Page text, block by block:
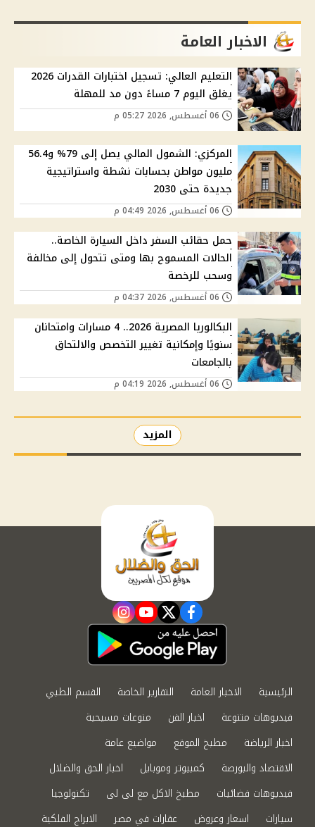
الاخبار العامة
التعليم العالي: تسجيل اختبارات القدرات 2026
يغلق اليوم 7 مساءً دون مد للمهلة
المركزي: الشمول المالي يصل إلى 79% و56.4
مليون مواطن بحسابات نشطة واستراتيجية
جديدة حتى 2030
حمل حقائب السفر داخل السيارة الخاصة..
الحالات المسموح بها ومتى تتحول إلى مخالفة
وسحب للرخصة
البكالوريا المصرية 2026.. 4 مسارات وامتحانان
سنويًا وإمكانية تغيير التخصص والالتحاق
بالجامعات
المزيد
facebook
twitter
youtube
instagram
الرئيسية الاخبار العامة التقارير الخاصة
القسم الطبي
فيديوهات متنوعة
اخبار الفن
منوعات مسيحية
اخبار الرياضة
مطبخ الموقع
مواضيع عامة
الاقتصاد والبورصة
كمبيوتر وموبايل
اخبار الحق والضلال
فيديوهات فضائيات
مطبخ الاكل مع لى لى
تكنولوجيا
سيارات
اسعار وعروض عقارات في مصر الابراج الفلكية